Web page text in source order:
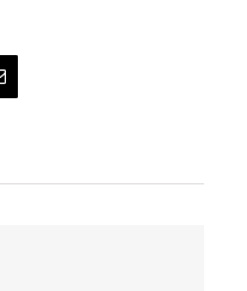
Correo
electrónico